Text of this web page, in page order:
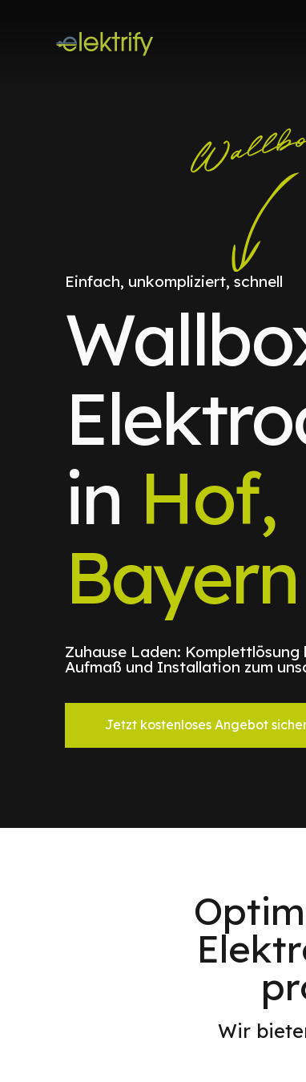
Einfach, unkompliziert, schnell
in Hof,
Bayern
Zuhause Laden:
Aufmaß und Installation zum
Jetzt kostenloses Angebot
Wir